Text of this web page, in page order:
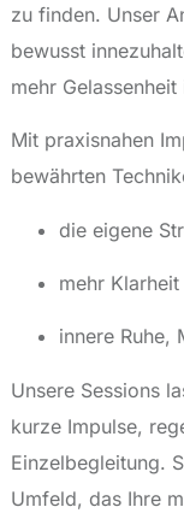
zu finden. Unser
bewusst
mehr
Mit praxisnahen
bewährten
die eigene
mehr
innere Ruhe,
Unsere Sessions
kurze Impulse,
Einzelbegleitung.
Umfeld, das Ihre